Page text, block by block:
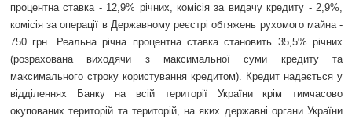
процентна ставка - 12,9% річних, комісія за видачу кредиту - 2,9%,
комісія за операції в Державному реєстрі обтяжень рухомого майна -
750 грн. Реальна річна процентна ставка становить 35,5% річних
(розрахована виходячи з максимальної суми кредиту та
максимального строку користування кредитом). Кредит надається у
відділеннях Банку на всій території України крім тимчасово
окупованих територій та територій, на яких державні органи України